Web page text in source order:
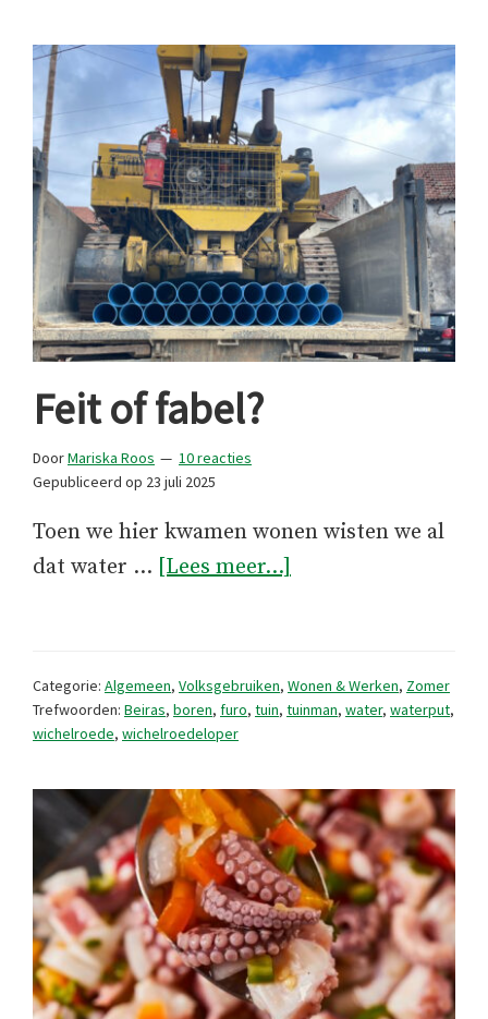
tijd
vul.
Feit of fabel?
DoorMariska Roos
10 reacties
Gepubliceerd op 23 juli 2025
Toen we hier kwamen wonen wisten we al
dat water … [Lees meer...]
Categorie: Algemeen, Volksgebruiken, Wonen & Werken, Zomer
Trefwoorden: Beiras, boren, furo, tuin, tuinman, water, waterput,
wichelroede, wichelroedeloper